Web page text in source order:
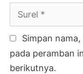
Surel
Simpan
pada peramban
berikutnya.